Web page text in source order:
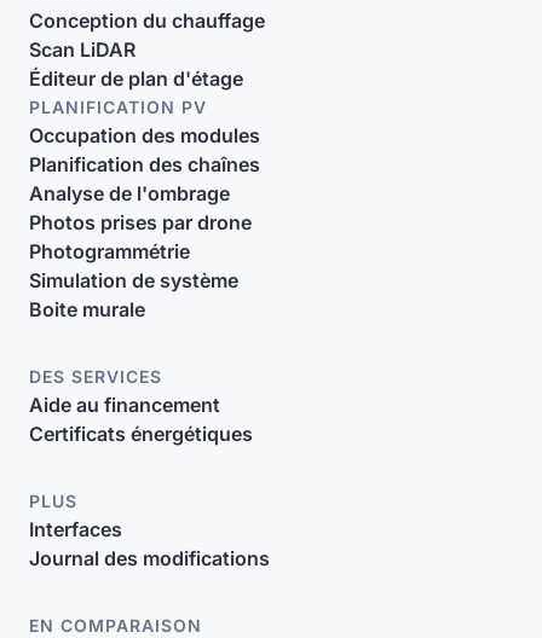
Conception du chauffage
Scan LiDAR
Éditeur de plan d'étage
PLANIFICATION PV
Occupation des modules
Planification des chaînes
Analyse de l'ombrage
Photos prises par drone
Photogrammétrie
Simulation de système
Boite murale
DES SERVICES
Aide au financement
Certificats énergétiques
PLUS
Interfaces
Journal des modifications
EN COMPARAISON